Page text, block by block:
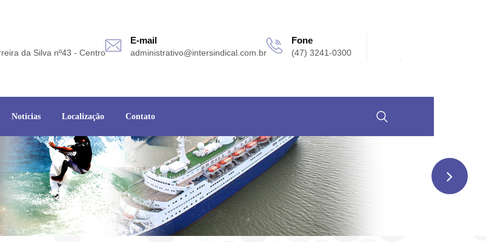
da Silva nº43 - Centro
E-mail
administrativo@intersindical.com.br
Fone
(47) 3241-0300
Notícias Localização Contato